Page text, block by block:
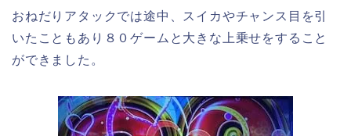
おねだりアタックでは途中、スイカやチャンス目を引
いたこともあり８０ゲームと大きな上乗せをすること
ができました。